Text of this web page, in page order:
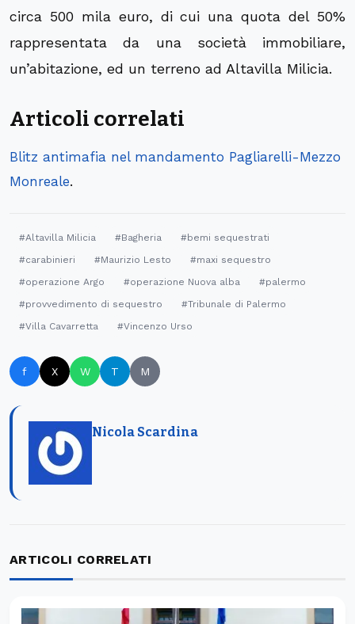
circa 500 mila euro, di cui una quota del 50%
rappresentata da una società immobiliare,
un’abitazione, ed un terreno ad Altavilla Milicia.
Articoli correlati
Blitz antimafia nel mandamento Pagliarelli-Mezzo
Monreale.
#Altavilla Milicia #Bagheria
#bemi sequestrati
#carabinieri
#Maurizio Lesto
#maxi sequestro
#operazione Argo
#operazione Nuova alba
#palermo
#provvedimento di sequestro
#Tribunale di Palermo
#Villa Cavarretta
#Vincenzo Urso
f X W T M
Nicola Scardina
ARTICOLI CORRELATI